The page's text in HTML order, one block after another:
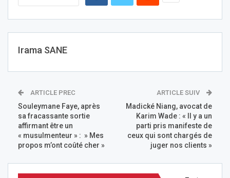
Irama SANE
ARTICLE PREC
Souleymane Faye, après
sa fracassante sortie
affirmant être un
« musulmenteur » : » Mes
propos m’ont coûté cher »
ARTICLE SUIV
Madické Niang, avocat de
Karim Wade : « Il y a un
parti pris manifeste de
ceux qui sont chargés de
juger nos clients »